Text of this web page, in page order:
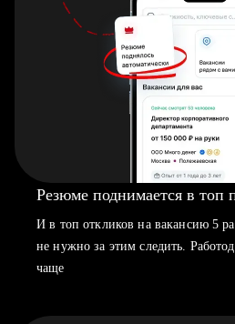
Резюме поднимается в топ
И в топ откликов на вакансию 5
не нужно за этим следить.
чаще